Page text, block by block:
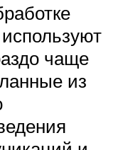
чаще
из